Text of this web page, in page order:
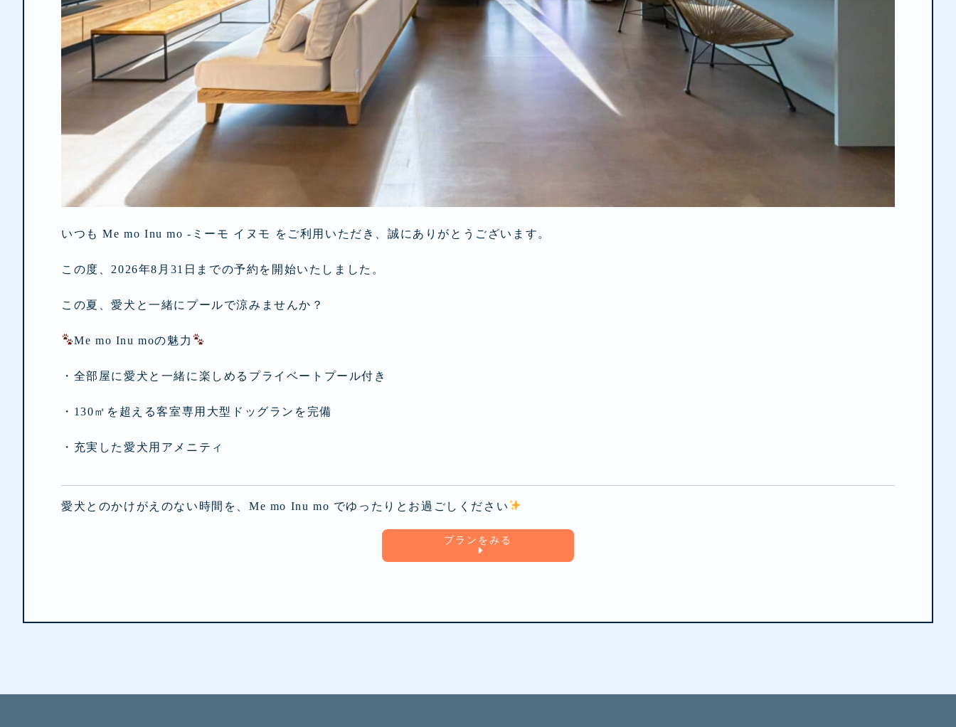
いつも Me mo Inu mo -ミーモ イヌモ をご利用いただき、誠にありがとうございます。
この度、2026年8月31日までの予約を開始いたしました。
この夏、愛犬と一緒にプールで涼みませんか？
Me mo Inu moの魅力
・全部屋に愛犬と一緒に楽しめるプライベートプール付き
・130㎡を超える客室専用大型ドッグランを完備
・充実した愛犬用アメニティ
愛犬とのかけがえのない時間を、Me mo Inu mo でゆったりとお過ごしください
プランをみる